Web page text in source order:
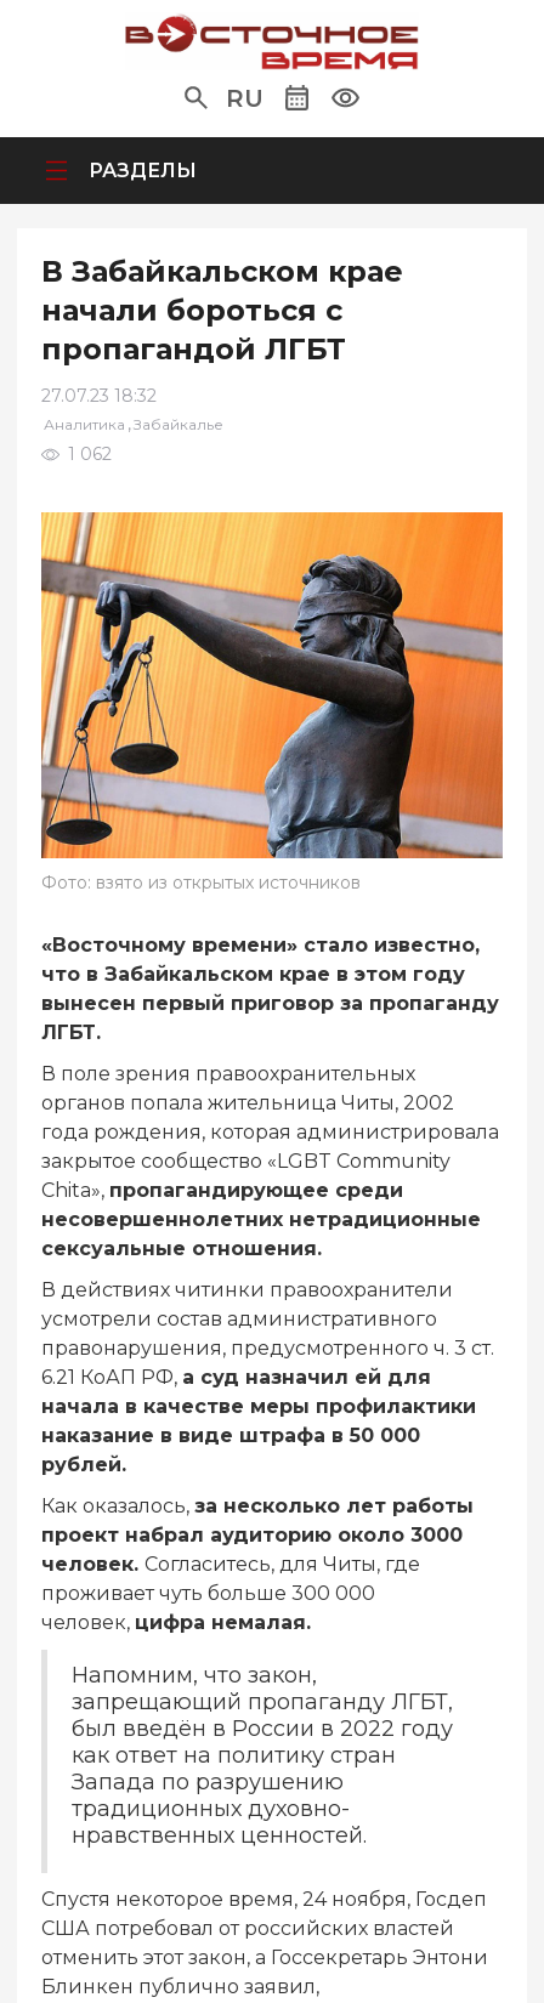
RU
РАЗДЕЛЫ
В Забайкальском крае
начали бороться с
пропагандой ЛГБТ
27.07.23 18:32
Аналитика ,Забайкалье
1 062
Фото: взято из открытых источников
«Восточному времени» стало известно,
что в Забайкальском крае в этом году
вынесен первый приговор за пропаганду
ЛГБТ.
В поле зрения правоохранительных
органов попала жительница Читы, 2002
года рождения, которая администрировала
закрытое сообщество «LGBT Community
Chita», пропагандирующее среди
несовершеннолетних нетрадиционные
сексуальные отношения.
В действиях читинки правоохранители
усмотрели состав административного
правонарушения, предусмотренного ч. 3 ст.
6.21 КоАП РФ, а суд назначил ей для
начала в качестве меры профилактики
наказание в виде штрафа в 50 000
рублей.
Как оказалось, за несколько лет работы
проект набрал аудиторию около 3000
человек. Согласитесь, для Читы, где
проживает чуть больше 300 000
человек, цифра немалая.
Напомним, что закон,
запрещающий пропаганду ЛГБТ,
был введён в России в 2022 году
как ответ на политику стран
Запада по разрушению
традиционных духовно-
нравственных ценностей.
Спустя некоторое время, 24 ноября, Госдеп
США потребовал от российских властей
отменить этот закон, а Госсекретарь Энтони
Блинкен публично заявил,